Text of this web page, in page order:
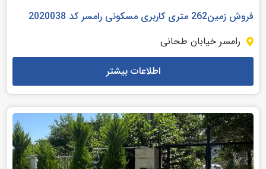
فروش زمین262 متری کاربری مسکونی رامسر کد 2020038
رامسر خیابان طحانی
اطلاعات بیشتر